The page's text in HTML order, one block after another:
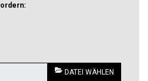
DATEI WÄHLEN